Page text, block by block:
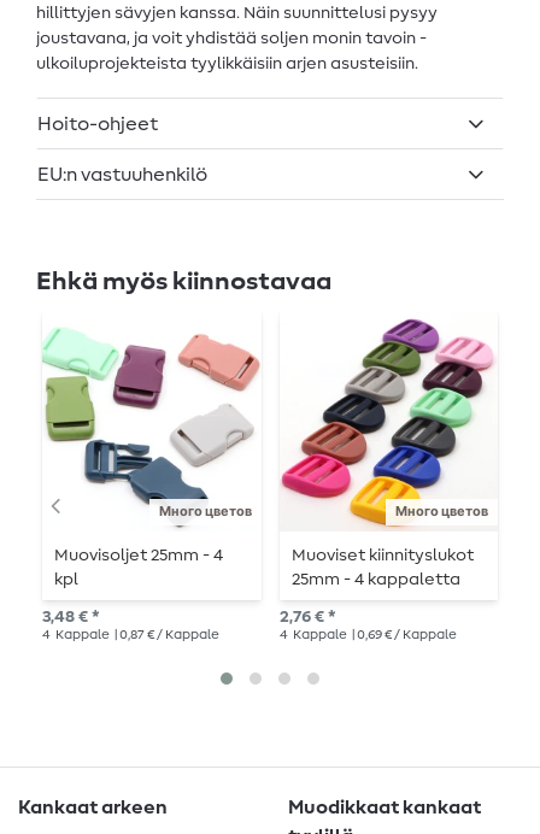
hillittyjen sävyjen kanssa. Näin suunnittelusi pysyy
joustavana, ja voit yhdistää soljen monin tavoin -
ulkoiluprojekteista tyylikkäisiin arjen asusteisiin.
Hoito-ohjeet
EU:n vastuuhenkilö
Ehkä myös kiinnostavaa
Много цветов
Muovisoljet 25mm - 4
kpl
3,48 € *
4 Kappale | 0,87 € / Kappale
Много цветов
Muoviset kiinnityslukot
25mm - 4 kappaletta
2,76 € *
4 Kappale | 0,69 € / Kappale
Kankaat arkeen
Muodikkaat kankaat